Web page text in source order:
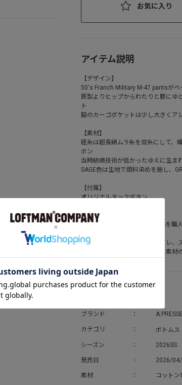
お気に入り
アイテム説明
【デザイン】
50's Franch Military M-47 pantsがベ
原型よりヒップからわたりと膝にゆ
ト
脇のカーゴポケットは少し大きくア
【素材】
経糸は超長綿ムラ糸を双糸にして、
ボン
当時紡績技術が低かったゆえに生ま
SAGE色は生地で顔料染めを施し、
【付属】
オリジナルタックボタン
【加工】
絶妙な汚れとフェードのムラ感を職
※製品加工をしている為、色ブレ、
※オリジナルタックボタンは鉄素材
アイテム詳細
ブランド A.PRESSE
カテゴリ ボトムス
シーズン 2026SS
発売日 2026/
素材 コットン